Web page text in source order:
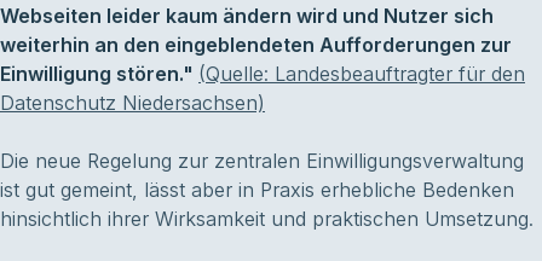
Webseiten leider kaum ändern wird und Nutzer sich
weiterhin an den eingeblendeten Aufforderungen zur
Einwilligung stören." (Quelle: Landesbeauftragter für den
Datenschutz Niedersachsen)
Die neue Regelung zur zentralen Einwilligungsverwaltung
ist gut gemeint, lässt aber in Praxis erhebliche Bedenken
hinsichtlich ihrer Wirksamkeit und praktischen Umsetzung.